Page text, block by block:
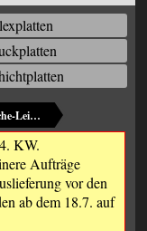
Esche-Leimholzplatten-mit-keilgezinkten-Lamellen-im-Versand
KW.
Aufträge
vor den
ab dem 18.7. auf